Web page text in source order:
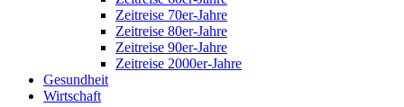
Zeitreise 70er-Jahre
Zeitreise 80er-Jahre
Zeitreise 90er-Jahre
Zeitreise 2000er-Jahre
Gesundheit
Wirtschaft